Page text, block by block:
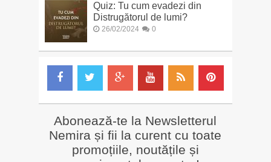
Quiz: Tu cum evadezi din
Distrugătorul de lumi?
26/02/2024 0
Abonează-te la Newsletterul
Nemira și fii la curent cu toate
promoțiile, noutățile și